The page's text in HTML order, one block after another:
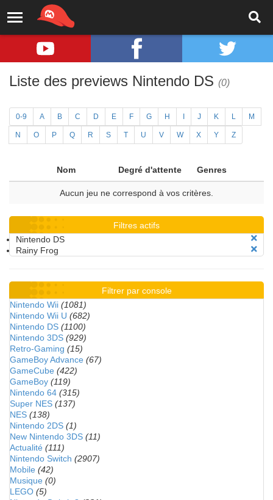
Liste des previews Nintendo DS (0)
0-9 A B C D E F G H J K L M
N O P Q R S T U V W X Y Z
Nom Degré d'attente Genres
Aucun jeu ne correspond à vos critères.
Filtres actifs
Nintendo DS
Rainy Frog
Filtrer par console
Nintendo Wii (1081)
Nintendo Wii U (682)
Nintendo DS (1100)
Nintendo 3DS (929)
Retro-Gaming (15)
GameBoy Advance (67)
GameCube (422)
GameBoy (119)
Nintendo 64 (315)
Super NES (137)
NES (138)
Nintendo 2DS (1)
New Nintendo 3DS (11)
Actualité (111)
Nintendo Switch (2907)
Mobile (42)
Musique (0)
LEGO (5)